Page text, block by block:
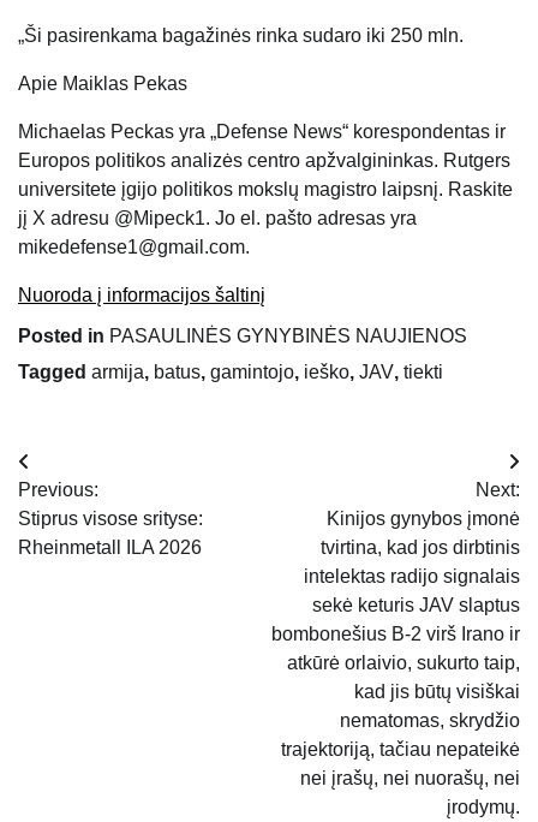
„Ši pasirenkama bagažinės rinka sudaro iki 250 mln.
Apie Maiklas Pekas
Michaelas Peckas yra „Defense News“ korespondentas ir
Europos politikos analizės centro apžvalgininkas. Rutgers
universitete įgijo politikos mokslų magistro laipsnį. Raskite
jį X adresu @Mipeck1. Jo el. pašto adresas yra
mikedefense1@gmail.com.
Nuoroda į informacijos šaltinį
Posted in PASAULINĖS GYNYBINĖS NAUJIENOS
Tagged armija, batus, gamintojo, ieško, JAV, tiekti
Navigacija
tarp
įrašų
Previous:
Stiprus visose srityse:
Rheinmetall ILA 2026
Next:
Kinijos gynybos įmonė
tvirtina, kad jos dirbtinis
intelektas radijo signalais
sekė keturis JAV slaptus
bombonešius B-2 virš Irano ir
atkūrė orlaivio, sukurto taip,
kad jis būtų visiškai
nematomas, skrydžio
trajektoriją, tačiau nepateikė
nei įrašų, nei nuorašų, nei
įrodymų.